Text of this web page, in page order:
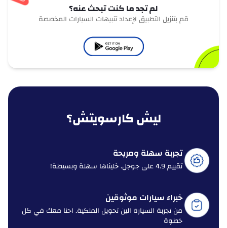
لم تجد ما كنت تبحث عنه؟
قم بتنزيل التطبيق لإعداد تنبيهات السيارات المخصصة
ليش كارسويتش؟
تجربة سهلة ومريحة
تقييم 4.9 على جوجل. خليناها سهلة وبسيطة!
خبراء سيارات موثوقين
من تجربة السيارة الين تحويل الملكية. احنا معك في كل
خطوة